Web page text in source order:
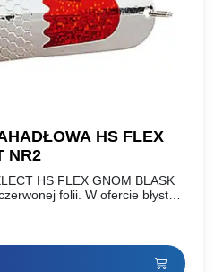
HS FLEX
NR2
HS FLEX GNOM BLASK
folii. W ofercie błystki